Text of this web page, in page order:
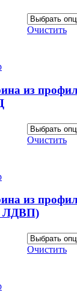
Очистить
из
Очистить
из
ЛДВП)
Очистить